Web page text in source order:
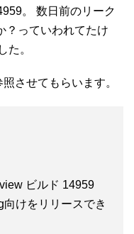
。 数日前のリーク
？っていわれてたけ
た。
照させてもらいます。
ビルド 14959
けをリリースでき